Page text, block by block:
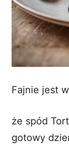
Fajnie jest
że spód
gotowy